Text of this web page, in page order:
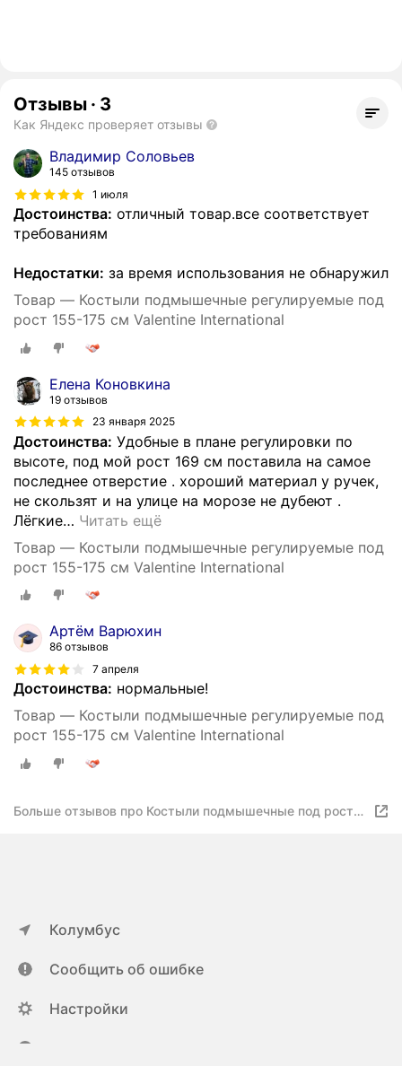
Отзывы · 3
Как Яндекс проверяет отзывы
Владимир Соловьев
145 отзывов
1 июля
Достоинства: отличный товар.все соответствует
требованиям
Недостатки: за время использования не обнаружил
Товар — Костыли подмышечные регулируемые под
рост 155-175 см Valentine International
Елена Коновкина
19 отзывов
23 января 2025
Достоинства: Удобные в плане регулировки по
высоте, под мой рост 169 см поставила на самое
последнее отверстие . хороший материал у ручек,
не скользят и на улице на морозе не дубеют .
Лёгкие… Читать ещё
Товар — Костыли подмышечные регулируемые под
рост 155-175 см Valentine International
Артём Варюхин
86 отзывов
7 апреля
Достоинства: нормальные!
Товар — Костыли подмышечные регулируемые под
рост 155-175 см Valentine International
Больше отзывов про Костыли подмышечные под рост
Колумбус
Сообщить об ошибке
Настройки